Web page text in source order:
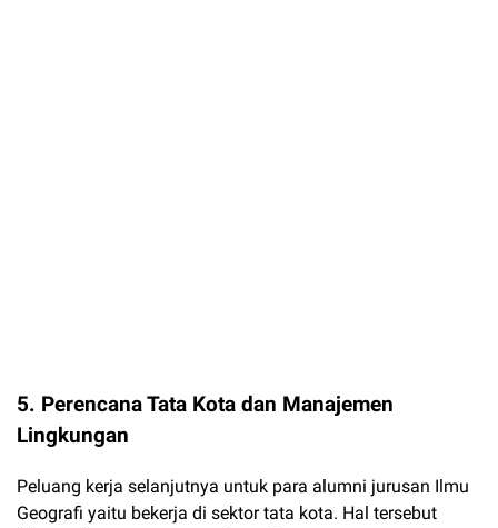
5. Perencana Tata Kota dan Manajemen
Lingkungan
Peluang kerja selanjutnya untuk para alumni jurusan Ilmu
Geografi yaitu bekerja di sektor tata kota. Hal tersebut